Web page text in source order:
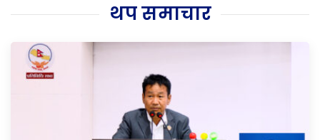
थप समाचार